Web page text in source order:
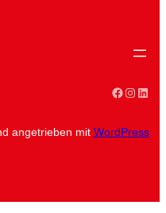
Facebook
angetrieben mit WordPress